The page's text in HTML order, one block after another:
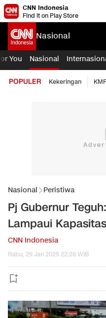
CNN Indonesia
Find it on Play Store
Nasional
You Nasional
POPULER Kekeringan
Nasional Peristiwa
Pj Gubernur
Lampaui
CNN Indonesia
Rabu, 29 Jan 2025 22:28 WIB